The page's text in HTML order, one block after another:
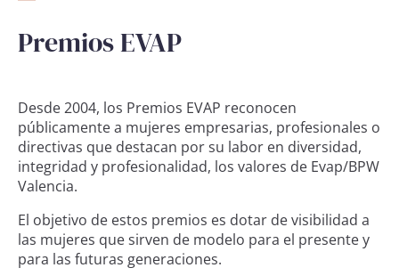
Premios EVAP
Desde 2004, los Premios EVAP reconocen
públicamente a mujeres empresarias, profesionales o
directivas que destacan por su labor en diversidad,
integridad y profesionalidad, los valores de Evap/BPW
Valencia.
El objetivo de estos premios es dotar de visibilidad a
las mujeres que sirven de modelo para el presente y
para las futuras generaciones.